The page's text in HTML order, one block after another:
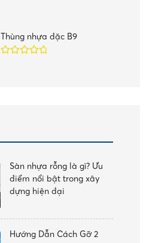
Thùng nhựa đặc B9
Sàn nhựa rỗng là gì? Ưu
điểm nổi bật trong xây
dựng hiện đại
Hướng Dẫn Cách Gỡ 2